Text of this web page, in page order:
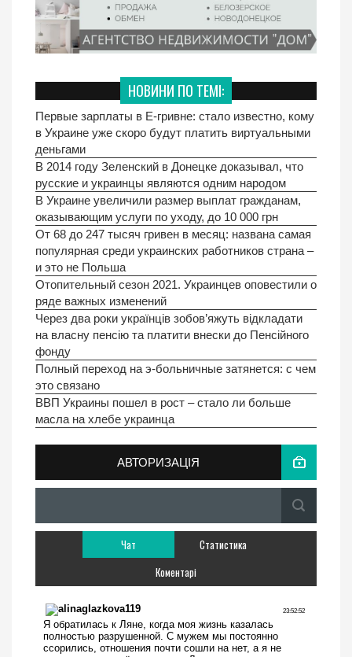
НОВИНИ ПО ТЕМІ:
Первые зарплаты в Е-гривне: стало известно, кому
в Украине уже скоро будут платить виртуальными
деньгами
В 2014 году Зеленский в Донецке доказывал, что
русские и украинцы являются одним народом
В Украине увеличили размер выплат гражданам,
оказывающим услуги по уходу, до 10 000 грн
От 68 до 247 тысяч гривен в месяц: названа самая
популярная среди украинских работников страна –
и это не Польша
Отопительный сезон 2021. Украинцев оповестили о
ряде важных изменений
Через два роки українців зобов’яжуть відкладати
на власну пенсію та платити внески до Пенсійного
фонду
Полный переход на э-больничные затянется: с чем
это связано
ВВП Украины пошел в рост – стало ли больше
масла на хлебе украинца
АВТОРИЗАЦІЯ
Чат
Статистика
Коментарі